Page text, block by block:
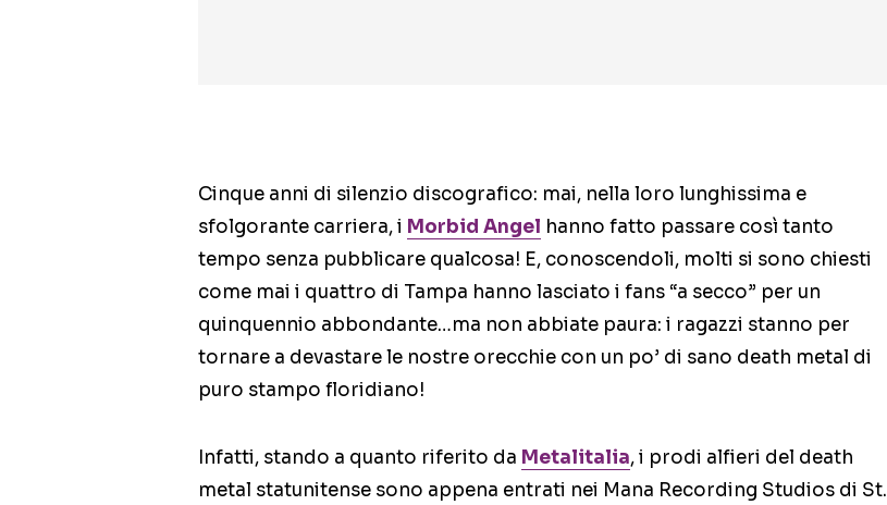
Cinque anni di silenzio discografico: mai, nella loro lunghissima e
sfolgorante carriera, i Morbid Angel hanno fatto passare così tanto
tempo senza pubblicare qualcosa! E, conoscendoli, molti si sono chiesti
come mai i quattro di Tampa hanno lasciato i fans “a secco” per un
quinquennio abbondante…ma non abbiate paura: i ragazzi stanno per
tornare a devastare le nostre orecchie con un po’ di sano death metal di
puro stampo floridiano!
Infatti, stando a quanto riferito da Metalitalia, i prodi alfieri del death
metal statunitense sono appena entrati nei Mana Recording Studios di St.